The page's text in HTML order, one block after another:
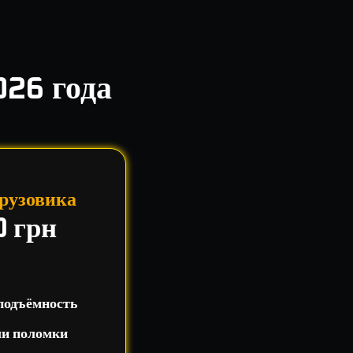
года
грн
поломки